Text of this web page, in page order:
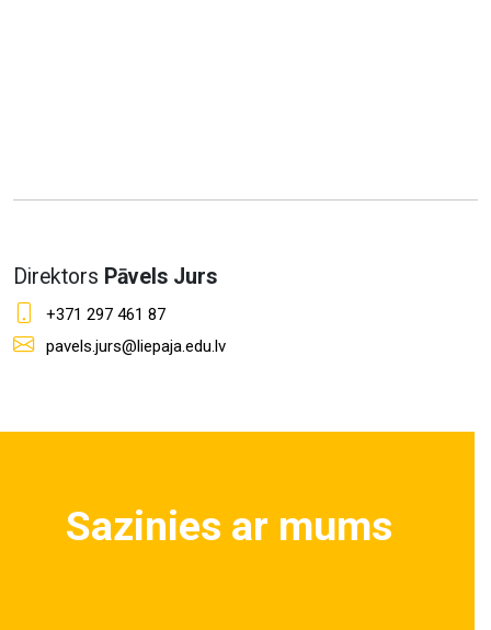
Direktors Pāvels Jurs
+371 297 461 87
pavels.jurs@liepaja.edu.lv
Sazinies ar mums